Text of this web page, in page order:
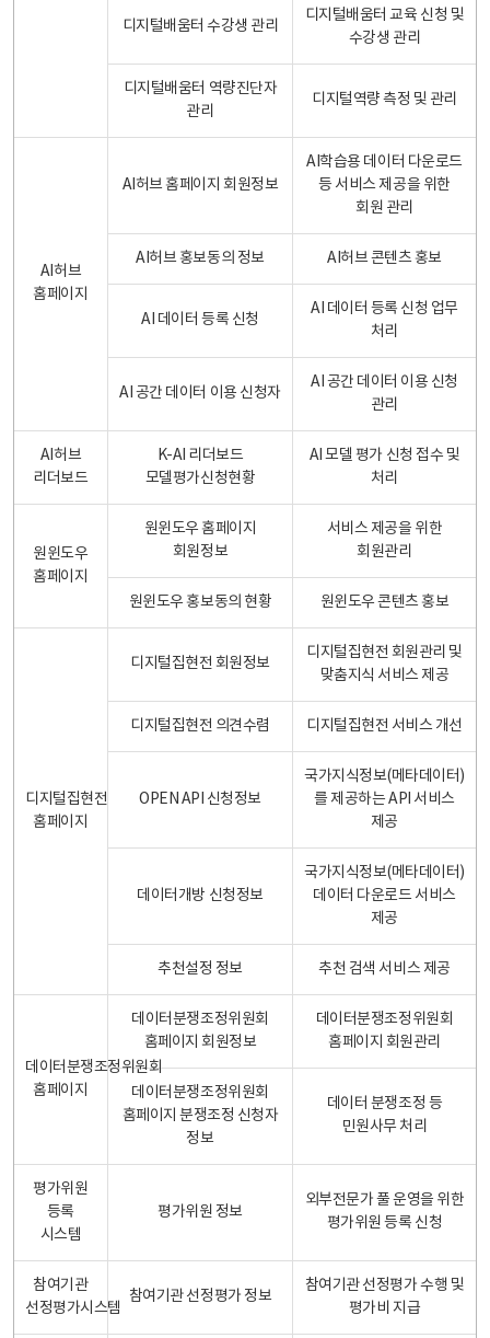
디지털배움터 수강생 관리
디지털배움터 교육 신청 및
수강생 관리
디지털배움터 역량진단자
관리
디지털역량 측정 및 관리
AI허브
홈페이지
AI허브 홈페이지 회원정보
AI학습용 데이터 다운로드
등 서비스 제공을 위한
회원 관리
AI허브 홍보동의 정보 AI허브 콘텐츠 홍보
AI 데이터 등록 신청
AI 데이터 등록 신청 업무
처리
AI 공간 데이터 이용 신청자
AI 공간 데이터 이용 신청
관리
AI허브
리더보드
K-AI 리더보드
모델평가신청현황
AI 모델 평가 신청 접수 및
처리
원윈도우
홈페이지
원윈도우 홈페이지
회원정보
서비스 제공을 위한
회원관리
원윈도우 홍보동의 현황 원윈도우 콘텐츠 홍보
디지털집현전
홈페이지
디지털집현전 회원정보
디지털집현전 회원관리 및
맞춤지식 서비스 제공
디지털집현전 의견수렴 디지털집현전 서비스 개선
OPEN API 신청정보
국가지식정보(메타데이터)
를 제공하는 API 서비스
제공
데이터개방 신청정보
국가지식정보(메타데이터)
데이터 다운로드 서비스
제공
추천설정 정보 추천 검색 서비스 제공
데이터분쟁조정위원회
홈페이지
데이터분쟁조정위원회
홈페이지 회원정보
데이터분쟁조정위원회
홈페이지 회원관리
데이터분쟁조정위원회
홈페이지 분쟁조정 신청자
정보
데이터 분쟁조정 등
민원사무 처리
평가위원
등록
시스템
평가위원 정보
외부전문가 풀 운영을 위한
평가위원 등록 신청
참여기관
선정평가시스템
참여기관 선정평가 정보
참여기관 선정평가 수행 및
평가비 지급